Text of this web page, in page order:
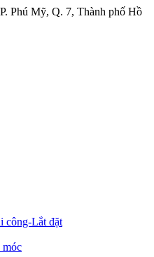
Phú Mỹ, Q. 7, Thành phố Hồ
công-Lắt đặt
móc